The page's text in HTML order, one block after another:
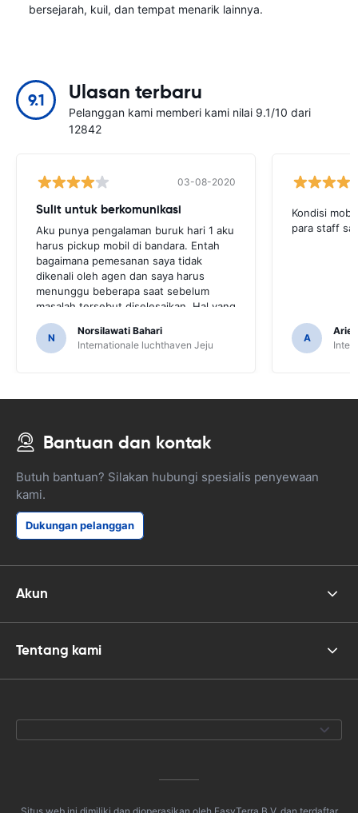
bersejarah, kuil, dan tempat menarik lainnya.
9.1 Ulasan terbaru
Pelanggan kami memberi kami nilai 9.1/10 dari
12842
03-08-2020
Sulit untuk berkomunikasi
Aku punya pengalaman buruk hari 1 aku
harus pickup mobil di bandara. Entah
bagaimana pemesanan saya tidak
dikenali oleh agen dan saya harus
menunggu beberapa saat sebelum
masalah tersebut diselesaikan. Hal yang
sama juga ketika saya sampai pada
waktu pengumpulan mobil. Sedikit rasa
malu karena terlihat seperti saya tidak
mereka tapi entah bagaimana mereka
N
Norsilawati Bahari
Internationale luchthaven Jeju
Kondisi
para staff
A
Arief
Bantuan dan kontak
Butuh bantuan? Silakan hubungi spesialis penyewaan
kami.
Dukungan pelanggan
Akun
Tentang kami